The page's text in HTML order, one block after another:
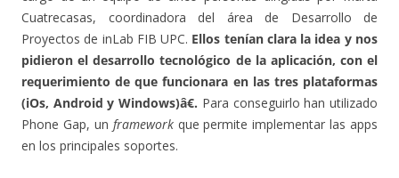
Cuatrecasas, coordinadora del área de Desarrollo de
Proyectos de inLab FIB UPC. Ellos tenían clara la idea y nos
pidieron el desarrollo tecnológico de la aplicación, con el
requerimiento de que funcionara en las tres plataformas
(iOs, Android y Windows)â€. Para conseguirlo han utilizado
Phone Gap, un frameworkque permite implementar las apps
en los principales soportes.